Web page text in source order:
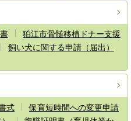
狛江市骨髄移植ドナー支援
飼い犬に関する申請（届出）
式
保育短時間への変更申請